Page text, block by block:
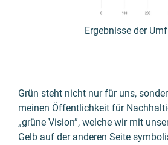
Ergebnisse der
Grün steht nicht nur für uns,
meinen Öffent­lich­keit für
„grüne Vision”, welche wir mit
Gelb auf der anderen Seite